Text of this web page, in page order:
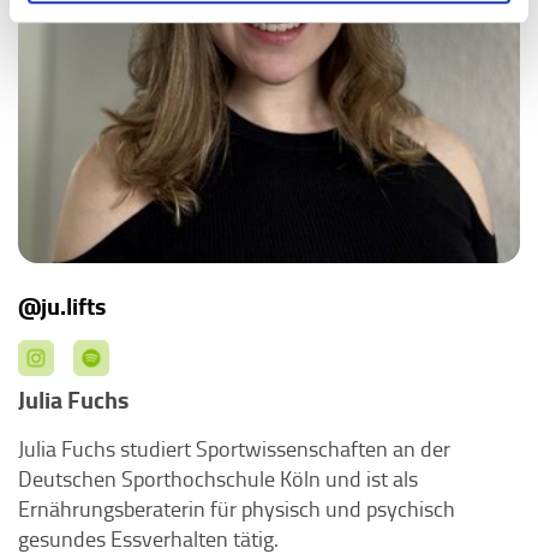
@ju.lifts
Julia Fuchs
Julia Fuchs studiert Sportwissenschaften an der
Deutschen Sporthochschule Köln und ist als
Ernährungsberaterin für physisch und psychisch
gesundes Essverhalten tätig.